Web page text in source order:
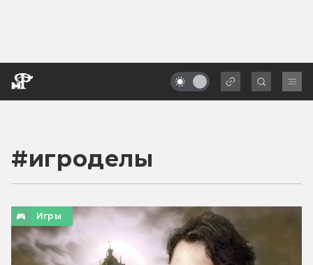
#игроделы
Игры